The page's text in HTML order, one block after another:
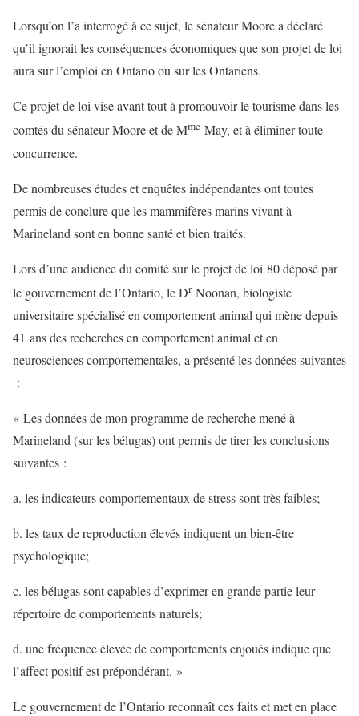
Lorsqu’on l’a interrogé à ce sujet, le sénateur Moore a déclaré
qu’il ignorait les conséquences économiques que son projet de loi
aura sur l’emploi en Ontario ou sur les Ontariens.
Ce projet de loi vise avant tout à promouvoir le tourisme dans les
comtés du sénateur Moore et de Mme May, et à éliminer toute
concurrence.
De nombreuses études et enquêtes indépendantes ont toutes
permis de conclure que les mammifères marins vivant à
Marineland sont en bonne santé et bien traités.
Lors d’une audience du comité sur le projet de loi 80 déposé par
le gouvernement de l’Ontario, le DrNoonan, biologiste
universitaire spécialisé en comportement animal qui mène depuis
41 ans des recherches en comportement animal et en
neurosciences comportementales, a présenté les données suivantes
:
« Les données de mon programme de recherche mené à
Marineland (sur les bélugas) ont permis de tirer les conclusions
suivantes :
a. les indicateurs comportementaux de stress sont très faibles;
b. les taux de reproduction élevés indiquent un bien-être
psychologique;
c. les bélugas sont capables d’exprimer en grande partie leur
répertoire de comportements naturels;
d. une fréquence élevée de comportements enjoués indique que
l’affect positif est prépondérant. »
Le gouvernement de l’Ontario reconnaît ces faits et met en place